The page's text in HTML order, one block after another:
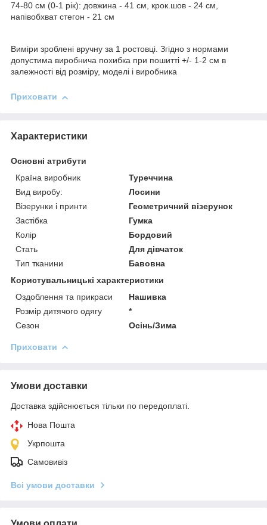
74-80 см (0-1 рік): довжина - 41 см, крок.шов - 24 см,
напівобхват стегон - 21 см
Виміри зроблені вручну за 1 ростовці. Згідно з нормами
допустима виробнича похибка при пошитті +/- 1-2 см в
залежності від розміру, моделі і виробника
Приховати
Характеристики
Основні атрибути
Країна виробник
Туреччина
Вид виробу:
Лосини
Візерунки і принти
Геометричний візерунок
Застібка
Гумка
Колір
Бордовий
Стать
Для дівчаток
Тип тканини
Бавовна
Користувальницькі характеристики
Оздоблення та прикраси
Нашивка
Розмір дитячого одягу
*
Сезон
Осінь/Зима
Приховати
Умови доставки
Доставка здійснюється тільки по передоплаті.
Нова Пошта
Укрпошта
Самовивіз
Всі умови доставки